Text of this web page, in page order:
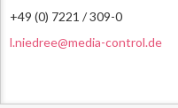
+49 (0) 7221 / 309-0
l.niedree@media-control.de